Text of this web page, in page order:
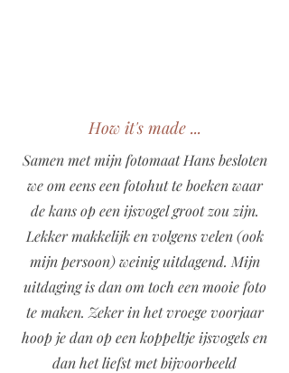
How it's made ...
Samen met mijn fotomaat Hans besloten
we om eens een fotohut te boeken waar
de kans op een ijsvogel groot zou zijn.
Lekker makkelijk en volgens velen (ook
mijn persoon) weinig uitdagend. Mijn
uitdaging is dan om toch een mooie foto
te maken. Zeker in het vroege voorjaar
hoop je dan op een koppeltje ijsvogels en
dan het liefst met bijvoorbeeld